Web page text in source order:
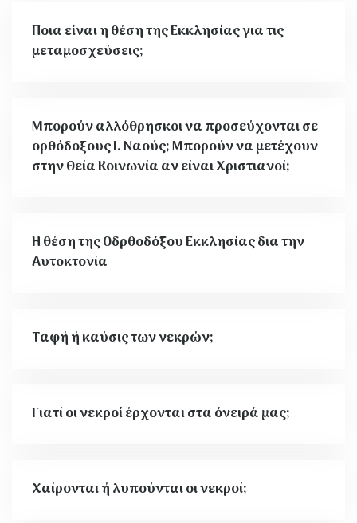
Ποια είναι η θέση της Εκκλησίας για τις
μεταμοσχεύσεις;
Μπορούν αλλόθρησκοι να προσεύχονται σε
ορθόδοξους Ι. Ναούς; Μπορούν να μετέχουν
στην Θεία Κοινωνία αν είναι Χριστιανοί;
Η θέση της Οδρθοδόξου Εκκλησίας δια την
Αυτοκτονία
Ταφή ή καύσις των νεκρών;
Γιατί οι νεκροί έρχονται στα όνειρά μας;
Χαίρονται ή λυπούνται οι νεκροί;